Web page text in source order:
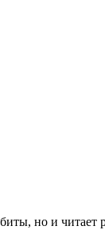
биты, но и